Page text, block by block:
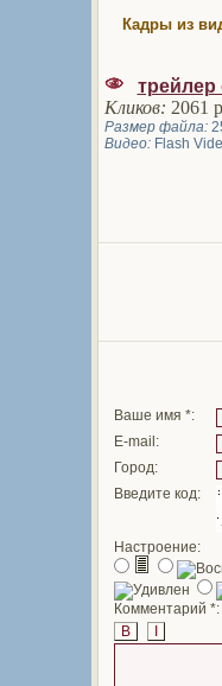
Кадры из
трейлер
Кликов: 2061
Размер файла:
Видео:Flash
Ваше имя *:
E-mail:
Город:
Введите код:
Настроение:
Комментарий *:
B
I